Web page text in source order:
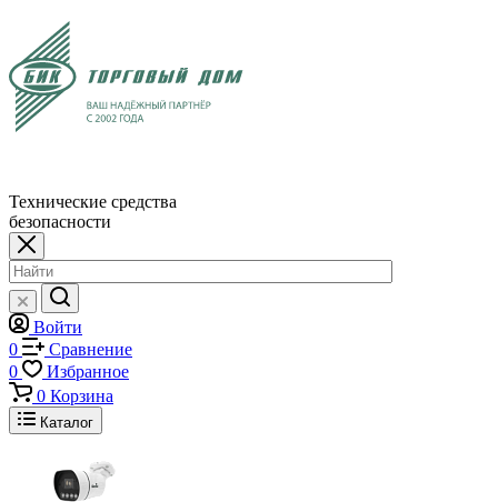
Технические средства
безопасности
Войти
0
Сравнение
0
Избранное
0 Корзина
Каталог